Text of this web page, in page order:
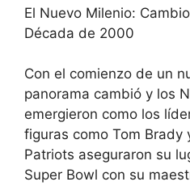
El Nuevo Milenio:
Década de 2000
Con el comienzo de un
panorama cambió y los
emergieron como los
figuras como Tom Brady
Patriots aseguraron su
Super Bowl con su